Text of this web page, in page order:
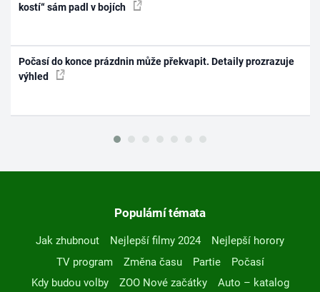
kostí“ sám padl v bojích
Počasí do konce prázdnin může překvapit. Detaily prozrazuje
výhled
Populární témata
Jak zhubnout Nejlepší filmy 2024
Nejlepší horory
TV program
Změna času Partie
Počasí
Kdy budou volby
ZOO Nové začátky
Auto – katalog